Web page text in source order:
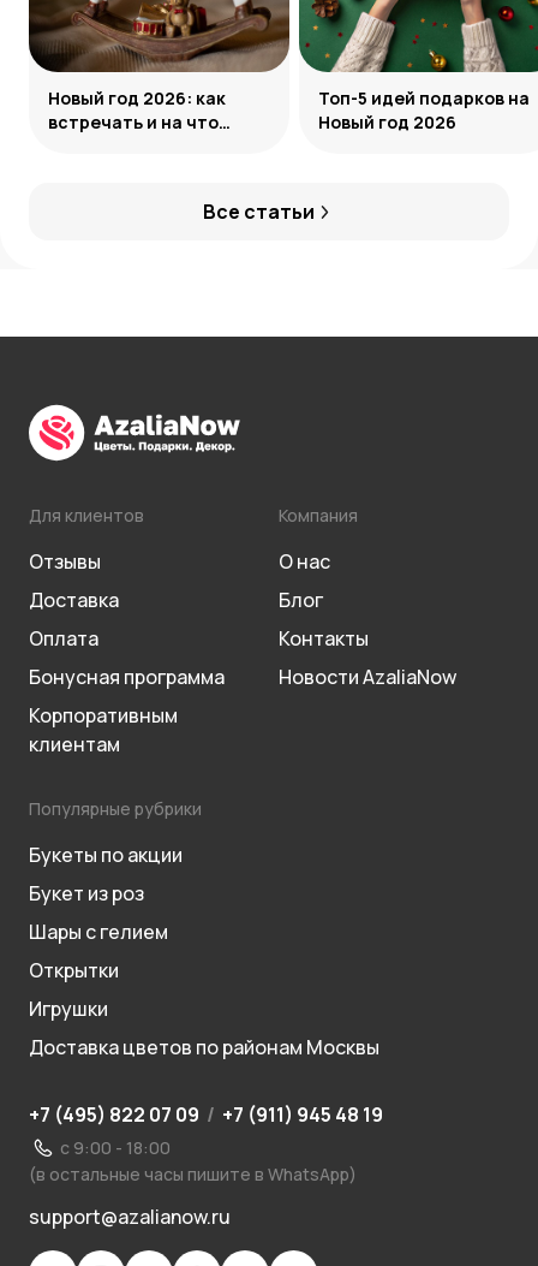
Все статьи
Новый год 2026: как
встречать и на что
Топ-5 идей подарков на
Новый год 2026
Для клиентов
Отзывы
Доставка
Оплата
Бонусная программа
Корпоративным
клиентам
Компания
О нас
Блог
Контакты
Новости AzaliaNow
Популярные рубрики
Букеты по акции
Букет из роз
Шары с гелием
Открытки
Игрушки
Доставка цветов по районам Москвы
+7 (495) 822 07 09 / +7 (911) 945 48 19
с 9:00 - 18:00
(в остальные часы пишите в WhatsApp)
support@azalianow.ru